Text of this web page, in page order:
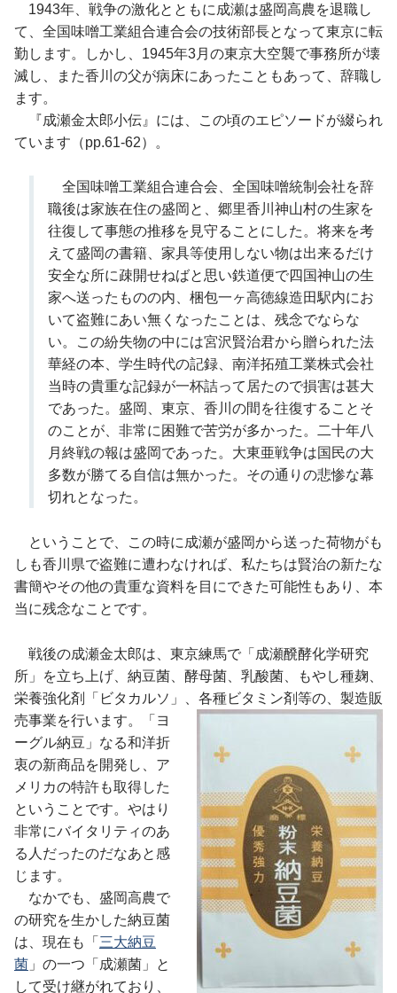
1943年、戦争の激化とともに成瀬は盛岡高農を退職し
て、全国味噌工業組合連合会の技術部長となって東京に転
勤します。しかし、1945年3月の東京大空襲で事務所が壊
滅し、また香川の父が病床にあったこともあって、辞職し
ます。
『成瀬金太郎小伝』には、この頃のエピソードが綴られ
ています（pp.61-62）。
全国味噌工業組合連合会、全国味噌統制会社を辞
職後は家族在住の盛岡と、郷里香川神山村の生家を
往復して事態の推移を見守ることにした。将来を考
えて盛岡の書籍、家具等使用しない物は出来るだけ
安全な所に疎開せねばと思い鉄道便で四国神山の生
家へ送ったものの内、梱包一ヶ高徳線造田駅内にお
いて盗難にあい無くなったことは、残念でならな
い。この紛失物の中には宮沢賢治君から贈られた法
華経の本、学生時代の記録、南洋拓殖工業株式会社
当時の貴重な記録が一杯詰って居たので損害は甚大
であった。盛岡、東京、香川の間を往復することそ
のことが、非常に困難で苦労が多かった。二十年八
月終戦の報は盛岡であった。大東亜戦争は国民の大
多数が勝てる自信は無かった。その通りの悲惨な幕
切れとなった。
ということで、この時に成瀬が盛岡から送った荷物がも
しも香川県で盗難に遭わなければ、私たちは賢治の新たな
書簡やその他の貴重な資料を目にできた可能性もあり、本
当に残念なことです。
戦後の成瀬金太郎は、東京練馬で「成瀬醗酵化学研究
所」を立ち上げ、納豆菌、酵母菌、乳酸菌、もやし種麹、
栄養強化剤「ビタカルソ」、各種ビタミン剤等の、製造販
売事業を行います。「ヨ
ーグル納豆」なる和洋折
衷の新商品を開発し、ア
メリカの特許も取得した
ということです。やはり
非常にバイタリティのあ
る人だったのだなあと感
じます。
なかでも、盛岡高農で
の研究を生かした納豆菌
は、現在も「 三大納豆
菌 」の一つ「成瀬菌」と
して受け継がれており、